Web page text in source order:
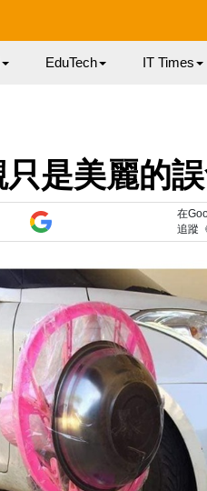
EduTech IT Times
是美麗的
在
追蹤